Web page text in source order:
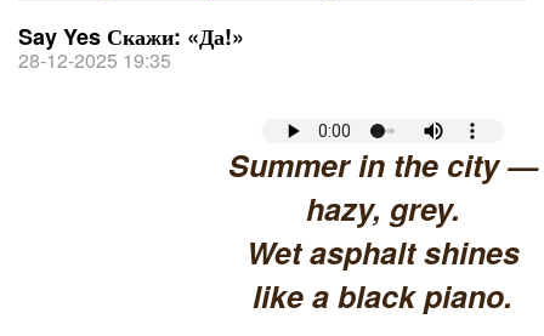
Say Yes Скажи: «Да!»
28-12-2025 19:35
Summer in the city —
hazy, grey.
Wet asphalt shines
like a black piano.